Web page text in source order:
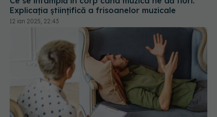
Explicația științifică a frisoanelor muzicale
12 ian 2025, 22:43